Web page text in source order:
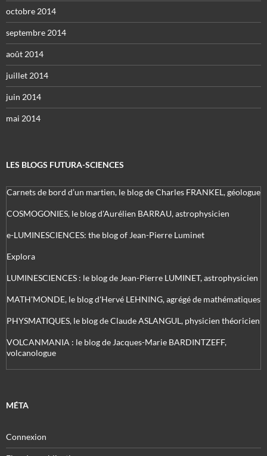
octobre 2014
septembre 2014
août 2014
juillet 2014
juin 2014
mai 2014
LES BLOGS FUTURA-SCIENCES
Carnets de bord d’un martien, le blog de Charles FRANKEL, géologue
COSMOGONIES, le blog d'Aurélien BARRAU, astrophysicien
e-LUMINESCIENCES: the blog of Jean-Pierre Luminet
Explora
LUMINESCIENCES : le blog de Jean-Pierre LUMINET, astrophysicien
MATH'MONDE, le blog d'Hervé LEHNING, agrégé de mathématiques
PHYSMATIQUES, le blog de Claude ASLANGUL, physicien théoricien
VOLCANMANIA : le blog de Jacques-Marie BARDINTZEFF,
volcanologue
MÉTA
Connexion